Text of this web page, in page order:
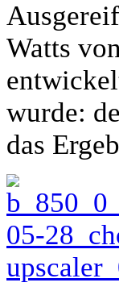
Watts
wurde:
das